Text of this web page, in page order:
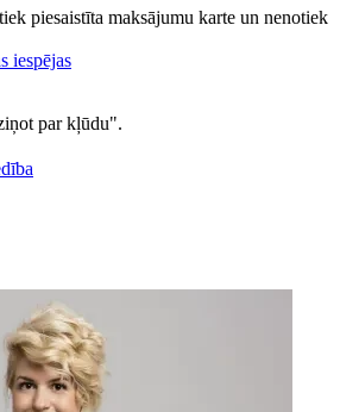
piesaistīta maksājumu karte un nenotiek
iespējas
par kļūdu".